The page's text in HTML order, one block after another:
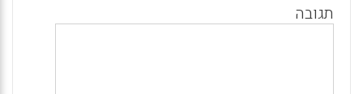
תגובה